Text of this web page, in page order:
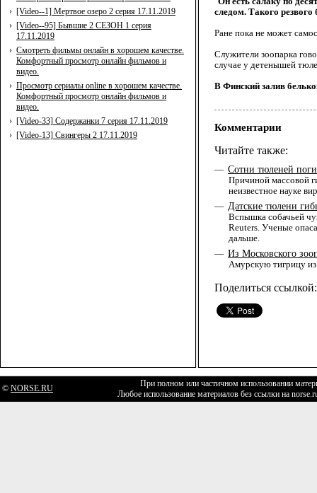
› [Video--1] Мертвое озеро 2 серия 17.11.2019
› [Video--95] Бывшие 2 СЕЗОН 1 серия
17.11.2019
› Смотреть фильмы онлайн в хорошем качестве.
Комфортный просмотр онлайн фильмов и
видео.
› Просмотр сериалы online в хорошем качестве.
Комфортный просмотр онлайн фильмов и
видео.
› [Video-33] Содержанки 7 серия 17.11.2019
› [Video-13] Свингеры 2 17.11.2019
следом. Такого
Ране пока не может
Служители зоопарка
случае у детенышей
В Финский залив
Комментарии
Читайте также:
— Сотни тюленей
Причиной массовой
неизвестное науке
— Датские тюлени
Вспышка собачьей
Reuters. Ученые
дальше.
— Из Московского
Амурскую тигрицу
Поделиться ссылкой:
© NORSE.RU
При полном или частичном использовании
Любое использование материалов без ссылки на